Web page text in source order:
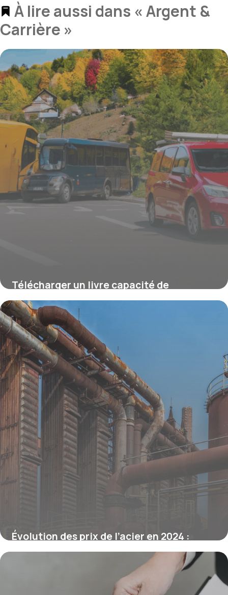
À lire aussi dans « Argent &
Carrière »
Télécharger un livre capacité de
transport PDF gratuit : le guide ultime
19 juin 2026
Évolution des prix de l’acier en 2024 :
tendances, causes et perspectives